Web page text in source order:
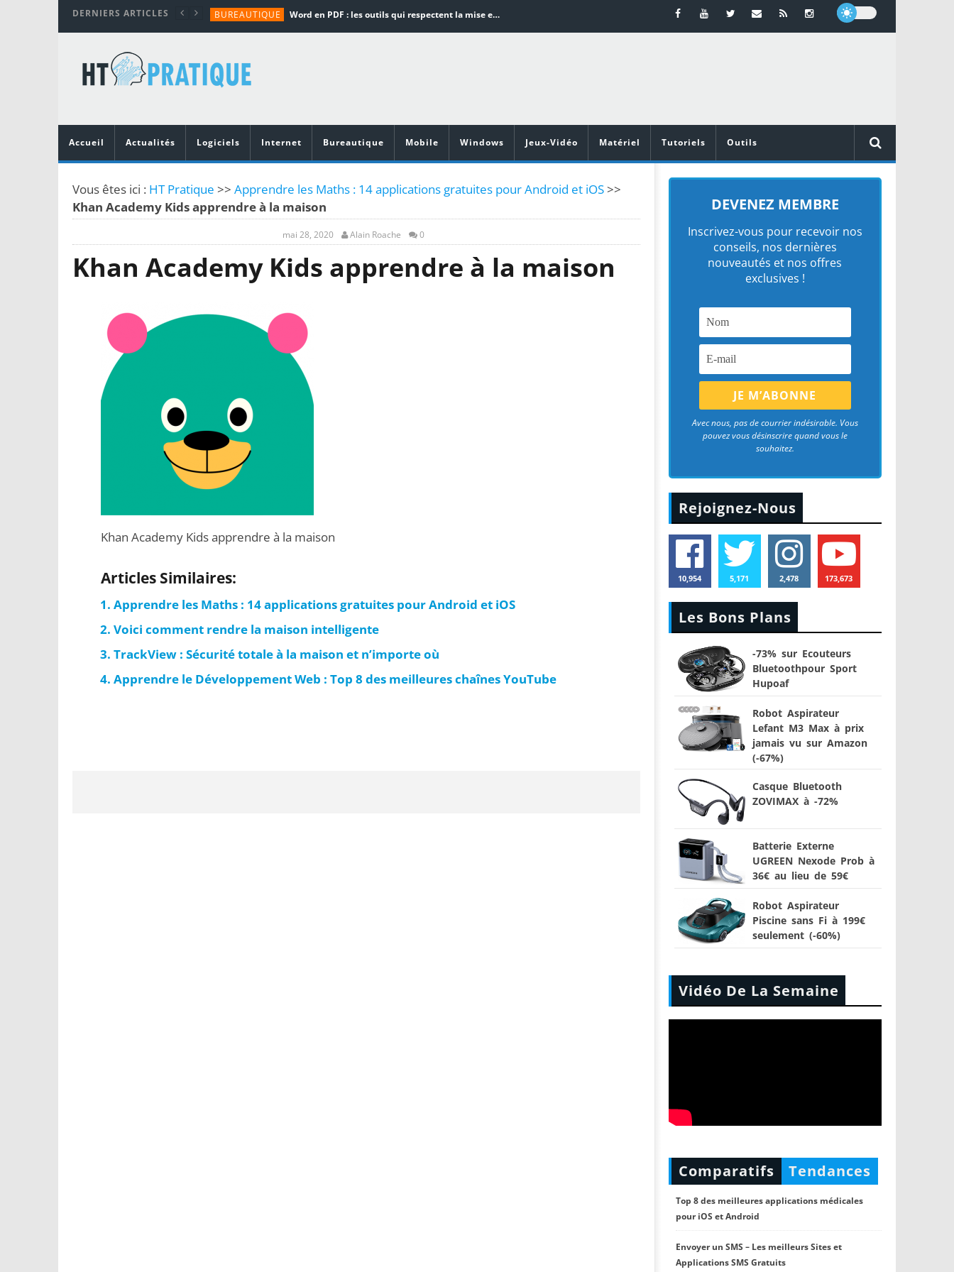
DERNIERS ARTICLES BUREAUTIQUE Word en PDF : les outils qui respectent la mise en page
TUTORIALS
MATÉRIEL
Vidéoprojecteurs Asus : Top 6 des meilleurs modèles de la marque
Accueil
Actualités Logiciels Internet Bureautique Mobile Windows Jeux-Vidéo Matériel Tutoriels Outils
Vous êtes ici : HT Pratique >> Apprendre les Maths : 14 applications gratuites pour Android et iOS>>
Khan Academy Kids apprendre à la maison
mai 28, 2020 Alain Roache 0
Khan Academy Kids apprendre à la maison
Khan Academy Kids apprendre à la maison
Articles Similaires:
Apprendre les Maths : 14 applications gratuites pour Android et iOS
Voici comment rendre la maison intelligente
TrackView : Sécurité totale à la maison et n’importe où
Apprendre le Développement Web : Top 8 des meilleures chaînes YouTube
DEVENEZ MEMBRE
Inscrivez-vous pour recevoir nos
conseils, nos dernières
nouveautés et nos offres
exclusives !
Avec nous, pas de courrier indésirable. Vous
pouvez vous désinscrire quand vous le
souhaitez.
Rejoignez-Nous
10,954 5,171 2,478 173,673
Les Bons Plans
-73% sur Ecouteurs
Bluetoothpour Sport
Hupoaf
Robot Aspirateur
Lefant M3 Max à prix
jamais vu sur Amazon
(-67%)
Casque Bluetooth
ZOVIMAX à -72%
Batterie Externe
UGREEN Nexode Prob à
36€ au lieu de 59€
Robot Aspirateur
Piscine sans Fi à 199€
seulement (-60%)
Vidéo De La Semaine
Comparatifs Tendances
Top 8 des meilleures applications médicales
pour iOS et Android
Envoyer un SMS – Les meilleurs Sites et
Applications SMS Gratuits